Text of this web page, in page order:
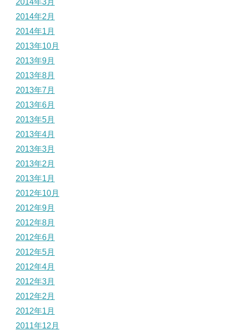
2014年2月
2014年1月
2013年10月
2013年9月
2013年8月
2013年7月
2013年6月
2013年5月
2013年4月
2013年3月
2013年2月
2013年1月
2012年10月
2012年9月
2012年8月
2012年6月
2012年5月
2012年4月
2012年3月
2012年2月
2012年1月
2011年12月